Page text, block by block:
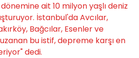
ait 10 milyon yaşlı deniz
İstanbul'da Avcılar,
Bağcılar, Esenler ve
bu istif, depreme karşı en
dedi.